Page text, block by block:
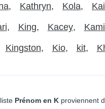
Kathryn Kola
King Kacey
Kingston Kio kit
Prénom en Kproviennent